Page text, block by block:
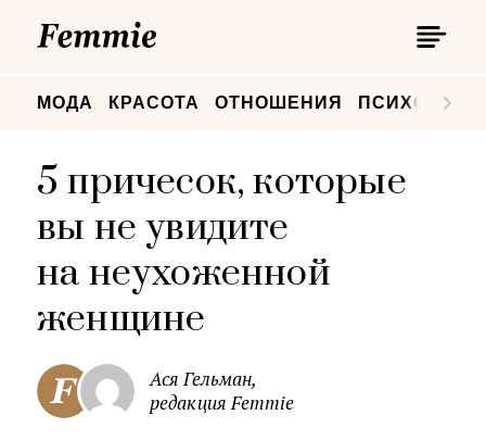
МОДА КРАСОТА ОТНОШЕНИЯ
5 причесок, которые
вы не увидите
на неухоженной
женщине
Ася Гельман,
редакция Femmie